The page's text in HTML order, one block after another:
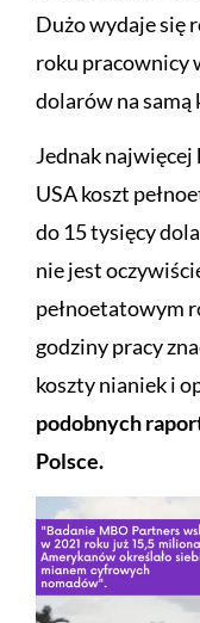
Dużo wydaje się
roku pracownicy
dolarów na samą
Jednak najwięcej
USA koszt
do 15 tysięcy
nie jest
pełnoetatowym
godziny pracy
koszty nianiek i
podobnych
Polsce.